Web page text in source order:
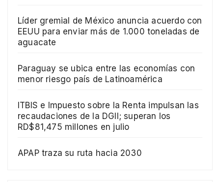
Líder gremial de México anuncia acuerdo con
EEUU para enviar más de 1.000 toneladas de
aguacate
Paraguay se ubica entre las economías con
menor riesgo país de Latinoamérica
ITBIS e Impuesto sobre la Renta impulsan las
recaudaciones de la DGII; superan los
RD$81,475 millones en julio
APAP traza su ruta hacia 2030